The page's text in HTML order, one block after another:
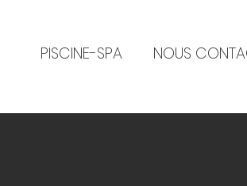
PISCINE-SPA NOUS